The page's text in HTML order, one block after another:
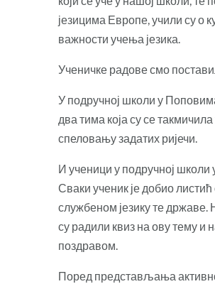
језицима Европе, учили су о
важности учења језика.
Ученичке радове смо
У подручној школи у
два тима која су се
спеловању задатих ријечи.
И ученици у подручној
Сваки ученик је добио
службеном језику те државе.
су радили квиз на ову тему и
поздравом.
Поред представљања